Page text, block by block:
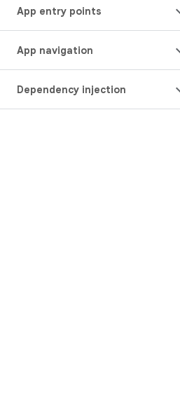
App entry points
App navigation
Dependency injection